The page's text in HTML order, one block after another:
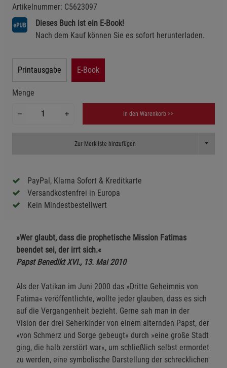
Artikelnummer: C5623097
Dieses Buch ist ein E-Book!
Nach dem Kauf können Sie es sofort herunterladen.
Printausgabe E-Book
Menge
In den Warenkorb >>
Zur Merkliste hinzufügen Toggle
PayPal, Klarna Sofort & Kreditkarte
Versandkostenfrei in Europa
Kein Mindestbestellwert
»Wer glaubt, dass die prophetische Mission Fatimas
beendet sei, der irrt sich.«
Papst Benedikt XVI., 13. Mai 2010
Als der Vatikan im Juni 2000 das »Dritte Geheimnis von
Fatima« veröffentlichte, wollte jeder glauben, dass es sich
auf die Vergangenheit bezieht. Gerne sah man in der
Vision der drei Seherkinder von einem alternden Papst, der
»von Schmerz und Sorge gebeugt« durch »eine große Stadt
ging, die halb zerstört war«, um schließlich selbst ermordet
zu werden, eine symbolische Darstellung der schrecklichen